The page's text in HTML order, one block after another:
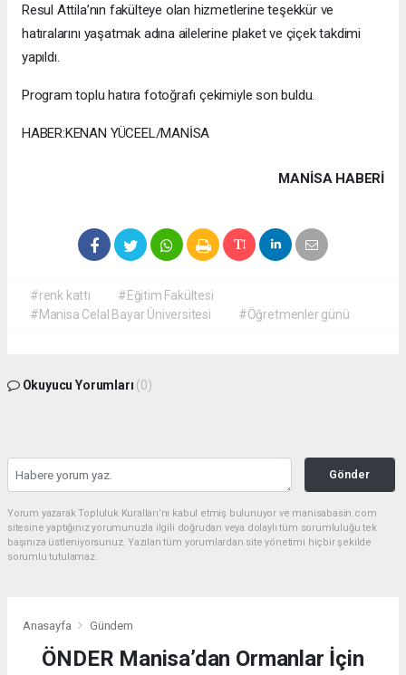
Resul Attila’nın fakülteye olan hizmetlerine teşekkür ve
hatıralarını yaşatmak adına ailelerine plaket ve çiçek takdimi
yapıldı.
Program toplu hatıra fotoğrafı çekimiyle son buldu.
HABER:KENAN YÜCEEL/MANİSA
MANISA HABERİ
#renk kattı
#Eğitim Fakültesi
#Manisa Celal Bayar Üniversitesi
#Öğretmenler günü
Okuyucu Yorumları (0)
Gönder
Yorum yazarak Topluluk Kuralları’nı kabul etmiş bulunuyor ve manisabasin.com
sitesine yaptığınız yorumunuzla ilgili doğrudan veya dolaylı tüm sorumluluğu tek
başınıza üstleniyorsunuz. Yazılan tüm yorumlardan site yönetimi hiçbir şekilde
sorumlu tutulamaz.
Anasayfa Gündem
ÖNDER Manisa’dan Ormanlar İçin